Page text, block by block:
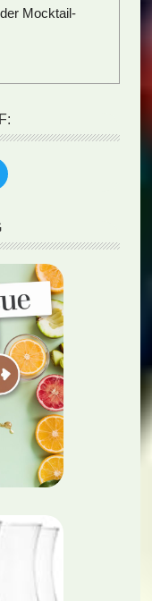
Mocktail-